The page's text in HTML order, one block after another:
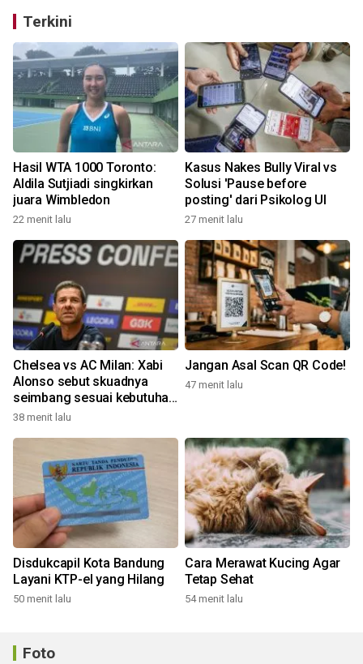
Terkini
Hasil WTA 1000 Toronto:
Aldila Sutjiadi singkirkan
juara Wimbledon
22 menit lalu
Kasus Nakes Bully Viral vs
Solusi 'Pause before
posting' dari Psikolog UI
27 menit lalu
Chelsea vs AC Milan: Xabi
Alonso sebut skuadnya
seimbang sesuai kebutuhan
Liga Inggris
38 menit lalu
Jangan Asal Scan QR Code!
47 menit lalu
Disdukcapil Kota Bandung
Layani KTP-el yang Hilang
50 menit lalu
Cara Merawat Kucing Agar
Tetap Sehat
54 menit lalu
Foto